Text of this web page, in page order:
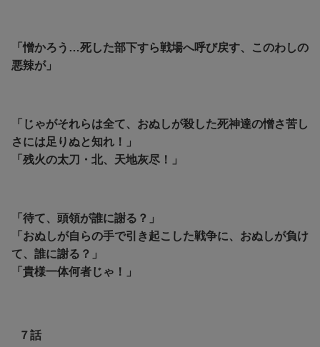
「憎かろう…死した部下すら戦場へ呼び戻す、このわしの
悪辣が」
「じゃがそれらは全て、おぬしが殺した死神達の憎さ苦し
さには足りぬと知れ！」
「残火の太刀・北、天地灰尽！」
「待て、頭領が誰に謝る？」
「おぬしが自らの手で引き起こした戦争に、おぬしが負け
て、誰に謝る？」
「貴様一体何者じゃ！」
７話